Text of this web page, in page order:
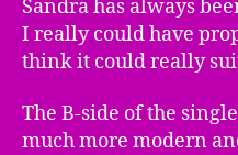
Sandra has always
I really could have
think it could really
The B-side of the
much more modern